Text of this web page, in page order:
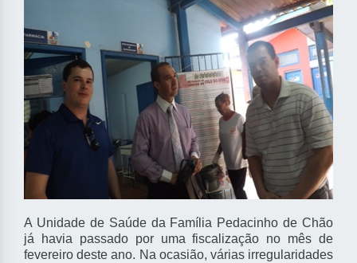
A Unidade de Saúde da Família Pedacinho de Chão
já havia passado por uma fiscalização no mês de
fevereiro deste ano. Na ocasião, várias irregularidades